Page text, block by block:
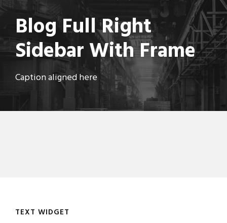
Blog Full Right
Sidebar With Frame
Caption aligned here
TEXT WIDGET